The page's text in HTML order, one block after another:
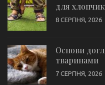
для
8 СЕРПНЯ, 2026
Основи
тваринами
7 СЕРПНЯ, 2026